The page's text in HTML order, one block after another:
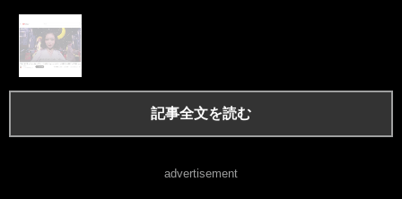
記事全文を読む
advertisement